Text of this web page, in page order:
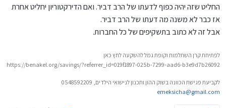
החליט שזה יהיה כפוף לדעתו של הרב דביר. ואם הדירקטוריון יחליט אחרת
אז כבר לא משנה מה דעתו של הרב דביר.
אבל זה לא כתוב בתשקיפים של כל החברות.
לפתיחת קרן השתלמות וקופת גמל להשקעה לחץ כאן
https://benakel.org/savings/?referrer_id=019f1897-025b-7299-aad6-b3e9d7b26092
לקביעת פגישת הכוונה בשוק ההון ותכנון לנישואי הילדים, 0548592209
emeksicha@gmail.com